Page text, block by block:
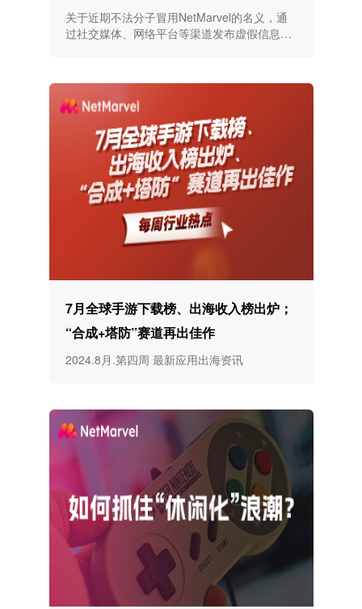
关于近期不法分子冒用NetMarvel的名义，通
过社交媒体、网络平台等渠道发布虚假信息的
7月全球手游下载榜、出海收入榜出炉；
“合成+塔防”赛道再出佳作
2024.8月.第四周 最新应用出海资讯